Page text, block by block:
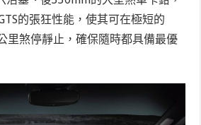
的張狂性能，使其可在極短的
里煞停靜止，確保隨時都具備最優